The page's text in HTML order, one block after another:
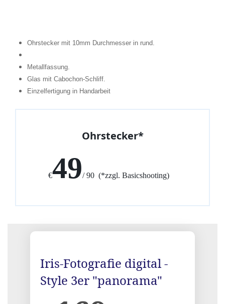
Ohrstecker mit 10mm Durchmesser in rund.
Metallfassung.
Glas mit Cabochon-Schliff.
Einzelfertigung in Handarbeit
Ohrstecker*
€49/ 90 (*zzgl. Basicshooting)
Iris-Fotografie digital -
Style 3er "panorama"